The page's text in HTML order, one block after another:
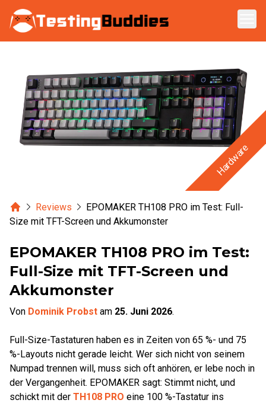
Zum Hauptinhalt springen
Hardware
HomeReviews
EPOMAKER TH108 PRO im Test: Full-
Size mit TFT-Screen und Akkumonster
EPOMAKER TH108 PRO im Test:
Full-Size mit TFT-Screen und
Akkumonster
Von Dominik Probst am 25. Juni 2026.
Full-Size-Tastaturen haben es in Zeiten von 65 %- und 75
%-Layouts nicht gerade leicht. Wer sich nicht von seinem
Numpad trennen will, muss sich oft anhören, er lebe noch in
der Vergangenheit. EPOMAKER sagt: Stimmt nicht, und
schickt mit der TH108 PRO eine 100 %-Tastatur ins